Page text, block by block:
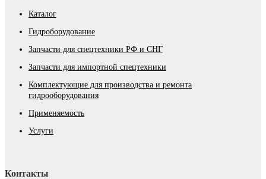
Каталог
Гидроборудование
Запчасти для спецтехники РФ и СНГ
Запчасти для импортной спецтехники
Комплектующие для производства и ремонта
гидрооборудования
Применяемость
Услуги
Контакты